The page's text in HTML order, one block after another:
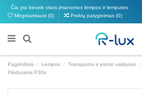
Čia yra beveik visos įmanomos lempos ir lemputės
Mėgstamiausi (0) Prekių palyginimas (0)
Pagrindinis Lempos Transportui ir eismo valdymui
Plūdurams P30s